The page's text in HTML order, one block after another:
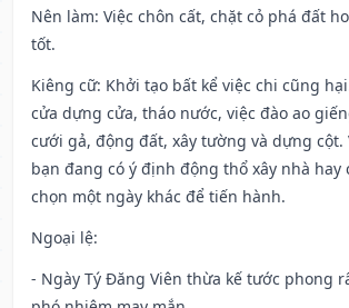
Nên làm: Việc chôn cất, chặt cỏ phá đất
tốt.
Kiêng cữ: Khởi tạo bất kể việc chi cũng
cửa dựng cửa, tháo nước, việc đào ao
cưới gả, động đất, xây tường và dựng cột.
bạn đang có ý định động thổ xây nhà
chọn một ngày khác để tiến hành.
Ngoại lệ:
- Ngày Tý Đăng Viên thừa kế tước phong